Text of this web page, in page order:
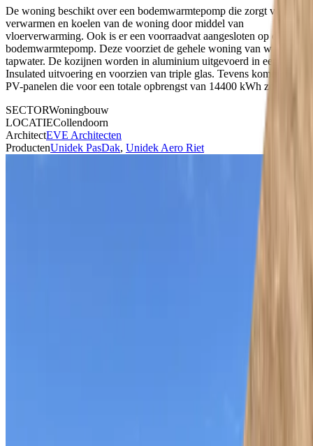
De woning beschikt over een bodemwarmtepomp die zorgt voor het
verwarmen en koelen van de woning door middel van
vloerverwarming. Ook is er een voorraadvat aangesloten op de
bodemwarmtepomp. Deze voorziet de gehele woning van warm
tapwater. De kozijnen worden in aluminium uitgevoerd in een High
Insulated uitvoering en voorzien van triple glas. Tevens komen er 36
PV-panelen die voor een totale opbrengst van 14400 kWh zorgen.
SECTORWoningbouw
LOCATIECollendoorn
ArchitectEVE Architecten
ProductenUnidek PasDak, Unidek Aero Riet